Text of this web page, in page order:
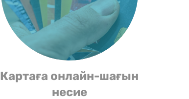
Картаға онлайн-шағын
несие